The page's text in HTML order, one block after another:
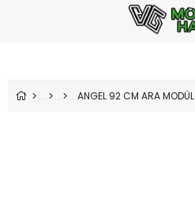
ANGEL 92 CM ARA MODÜL